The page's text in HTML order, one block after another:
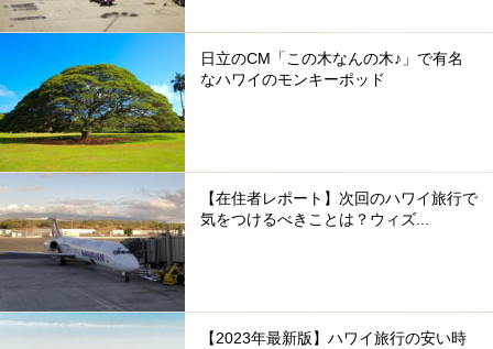
日立のCM「この木なんの木♪」で有名
なハワイのモンキーポッド
【在住者レポート】次回のハワイ旅行で
気をつけるべきことは？ウィズ...
【2023年最新版】ハワイ旅行の安い時